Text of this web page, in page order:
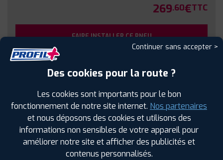
269.60€TTC
FAIRE INSTALLER CE PNEU
Sous réserve de disponibilité en agence
SPÉCIFICATIONS AVIS CLIENTS ÉTIQUETAGE
Étiquetage
Continuer sans accepter >
Des cookies pour la route ?
Les cookies sont importants pour le bon
fonctionnement de notre site internet. Nos partenaires
et nous déposons des cookies et utilisons des
informations non sensibles de votre appareil pour
améliorer notre site et afficher des publicités et
contenus personnalisés.